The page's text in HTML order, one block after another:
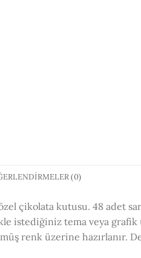
(0)
çikolata kutusu. 48 adet
istediğiniz tema veya
renk üzerine hazırlanır.